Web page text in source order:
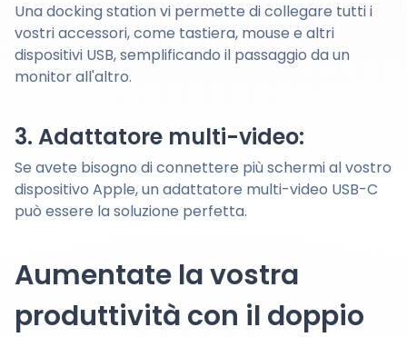
Una docking station vi permette di collegare tutti i
vostri accessori, come tastiera, mouse e altri
dispositivi USB, semplificando il passaggio da un
monitor all'altro.
3. Adattatore multi-video:
Se avete bisogno di connettere più schermi al vostro
dispositivo Apple, un adattatore multi-video USB-C
può essere la soluzione perfetta.
Aumentate la vostra
produttività con il doppio